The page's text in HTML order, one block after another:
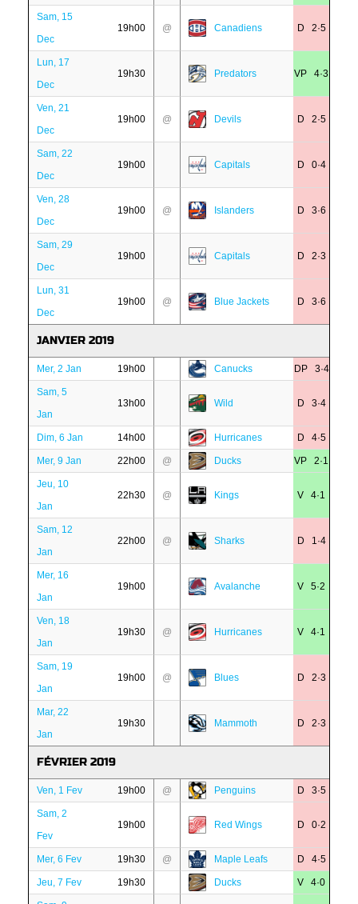
Sam, 15
Dec
19h00 @ Canadiens D 2·5
Lun, 17
Dec
19h30 Predators VP 4·3
Ven, 21
Dec
19h00 @ Devils D 2·5
Sam, 22
Dec
19h00 Capitals D 0·4
Ven, 28
Dec
19h00 @ Islanders D 3·6
Sam, 29
Dec
19h00 Capitals D 2·3
Lun, 31
Dec
19h00 @ Blue Jackets D 3·6
JANVIER 2019
Mer, 2 Jan 19h00 Canucks DP 3·4
Sam, 5
Jan
13h00 Wild D 3·4
Dim, 6 Jan 14h00 Hurricanes D 4·5
Mer, 9 Jan 22h00 @ Ducks VP 2·1
Jeu, 10
Jan
22h30 @ Kings V 4·1
Sam, 12
Jan
22h00 @ Sharks D 1·4
Mer, 16
Jan
19h00 Avalanche V 5·2
Ven, 18
Jan
19h30 @ Hurricanes V 4·1
Sam, 19
Jan
19h00 @ Blues D 2·3
Mar, 22
Jan
19h30 Mammoth D 2·3
FÉVRIER 2019
Ven, 1 Fev 19h00 @ Penguins D 3·5
Sam, 2
Fev
19h00 Red Wings D 0·2
Mer, 6 Fev 19h30 @ Maple Leafs D 4·5
Jeu, 7 Fev 19h30 Ducks V 4·0